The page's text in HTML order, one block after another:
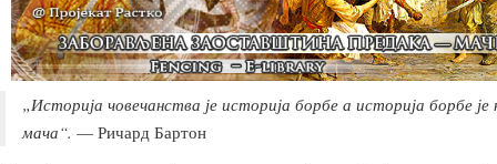
„Историја човечанства је историја борбе а историја борбе
мача“. — Ричард Бартон